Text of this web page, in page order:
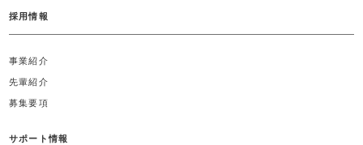
採用情報
事業紹介
先輩紹介
募集要項
サポート情報